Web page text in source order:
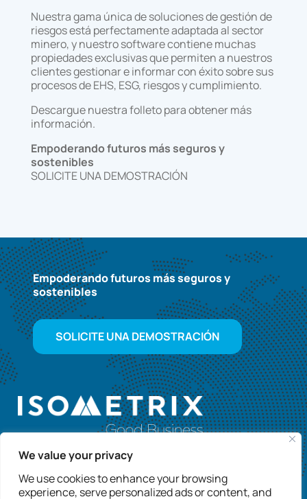
We value your privacy
We use cookies to enhance your browsing
experience, serve personalized ads or content, and
Nuestra gama única de soluciones de gestión de
riesgos está perfectamente adaptada al sector
minero, y nuestro software contiene muchas
propiedades exclusivas que permiten a nuestros
clientes gestionar e informar con éxito sobre sus
procesos de EHS, ESG, riesgos y cumplimiento.
Descargue nuestra folleto para obtener más
información.
Empoderando futuros más seguros y
sostenibles
SOLICITE UNA DEMOSTRACIÓN
Empoderando futuros más seguros y
sostenibles
SOLICITE UNA DEMOSTRACIÓN